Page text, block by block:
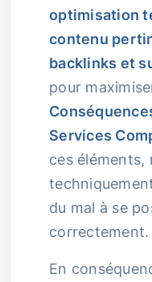
optimisation
contenu
backlinks et
pour
Services
ces éléments,
du mal à se
correctement.
En